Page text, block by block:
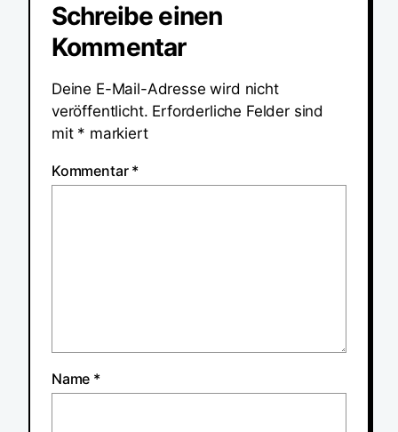
Schreibe einen
Kommentar
Deine E-Mail-Adresse wird nicht
veröffentlicht. Erforderliche Felder sind
mit * markiert
Kommentar *
Name *